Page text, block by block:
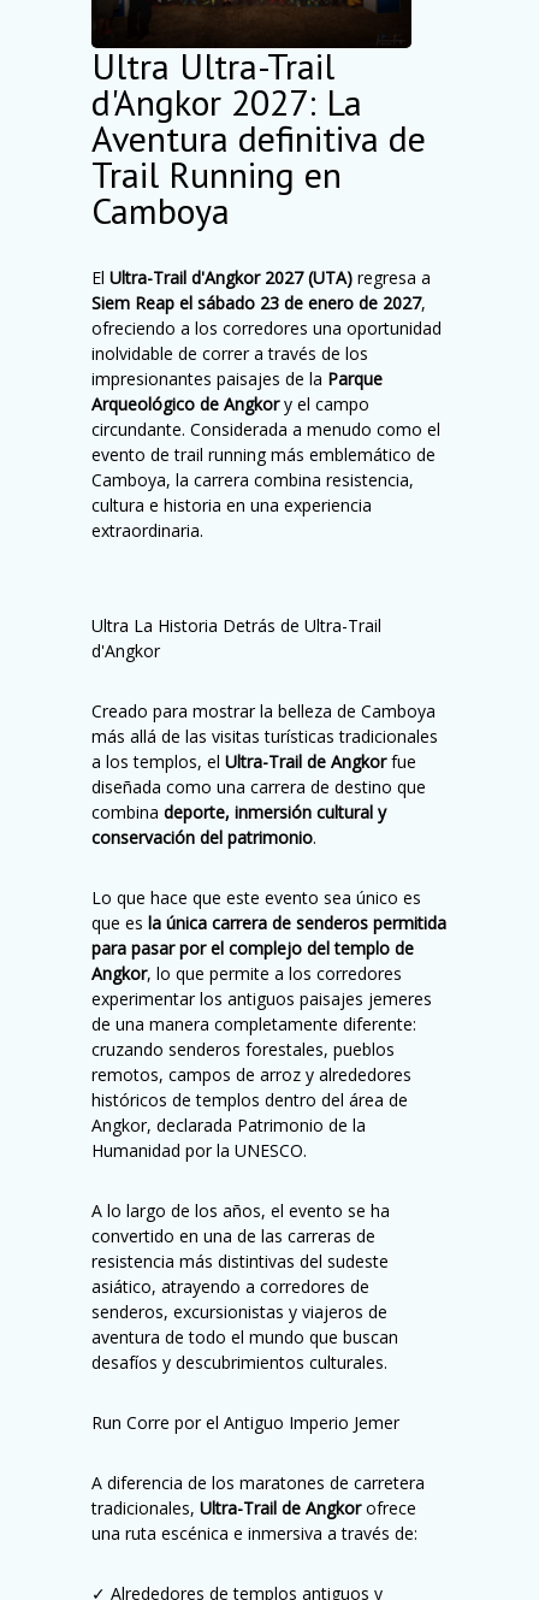
Ultra Ultra-Trail
d'Angkor 2027: La
Aventura definitiva de
Trail Running en
Camboya
El Ultra-Trail d'Angkor 2027 (UTA) regresa a
Siem Reap el sábado 23 de enero de 2027,
ofreciendo a los corredores una oportunidad
inolvidable de correr a través de los
impresionantes paisajes de la Parque
Arqueológico de Angkory el campo
circundante. Considerada a menudo como el
evento de trail running más emblemático de
Camboya, la carrera combina resistencia,
cultura e historia en una experiencia
extraordinaria.
Ultra La Historia Detrás de Ultra-Trail
d'Angkor
Creado para mostrar la belleza de Camboya
más allá de las visitas turísticas tradicionales
a los templos, el Ultra-Trail de Angkorfue
diseñada como una carrera de destino que
combina deporte, inmersión cultural y
conservación del patrimonio.
Lo que hace que este evento sea único es
que es la única carrera de senderos permitida
para pasar por el complejo del templo de
Angkor, lo que permite a los corredores
experimentar los antiguos paisajes jemeres
de una manera completamente diferente:
cruzando senderos forestales, pueblos
remotos, campos de arroz y alrededores
históricos de templos dentro del área de
Angkor, declarada Patrimonio de la
Humanidad por la UNESCO.
A lo largo de los años, el evento se ha
convertido en una de las carreras de
resistencia más distintivas del sudeste
asiático, atrayendo a corredores de
senderos, excursionistas y viajeros de
aventura de todo el mundo que buscan
desafíos y descubrimientos culturales.
Run️ Corre por el Antiguo Imperio Jemer
A diferencia de los maratones de carretera
tradicionales, Ultra-Trail de Angkorofrece
una ruta escénica e inmersiva a través de:
✓ Alrededores de templos antiguos y